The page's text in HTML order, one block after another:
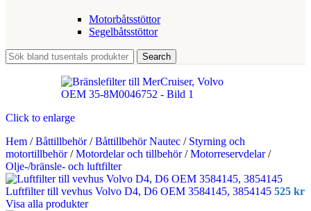
Motorbåtsstöttor
Segelbåtsstöttor
Search
Click to enlarge
Hem / Båttillbehör/ Båttillbehör Nautec / Styrning och
motortillbehör/ Motordelar och tillbehör/ Motorreservdelar/
Olje-/bränsle- och luftfilter
Luftfilter till vevhus Volvo D4, D6 OEM 3584145, 3854145 525 kr
Visa alla produkter